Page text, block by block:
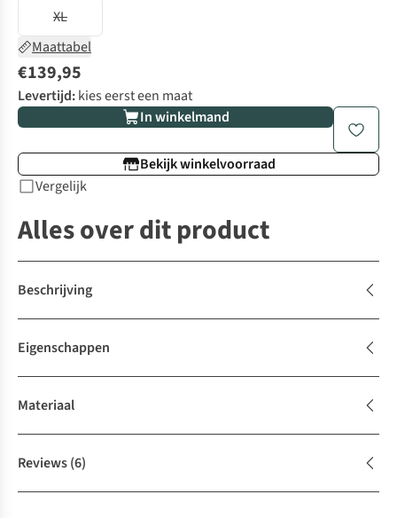
XL
Maattabel
€139,95
Levertijd:kies eerst een maat
In winkelmand
Bekijk winkelvoorraad
Vergelijk
Alles over dit product
Beschrijving
Eigenschappen
Materiaal
Reviews(6)